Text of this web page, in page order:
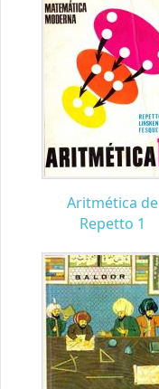
Aritmética de
Repetto 1